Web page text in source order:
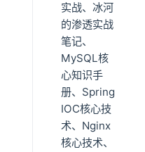
实战、冰河
的渗透实战
笔记、
MySQL核
心知识手
册、Spring
IOC核心技
术、Nginx
核心技术、